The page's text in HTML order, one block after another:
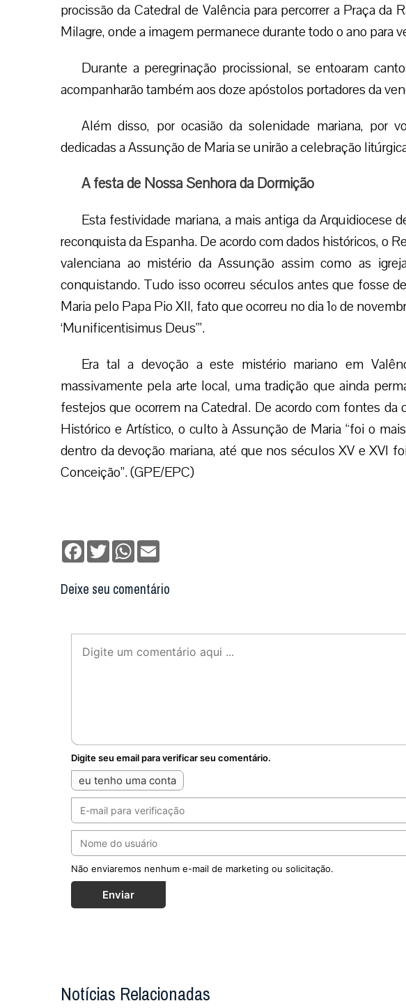
procissão da Catedral de Valência para percorrer a Praça da
Milagre, onde a imagem permanece durante todo o ano para
Durante a peregrinação procissional, se entoaram
acompanharão também aos doze apóstolos portadores da
Além disso, por ocasião da solenidade mariana, por
dedicadas a Assunção de Maria se unirão a celebração
A festa de Nossa Senhora da Dormição
Esta festividade mariana, a mais antiga da Arquidiocese
reconquista da Espanha. De acordo com dados históricos, o
valenciana ao mistério da Assunção assim como as
conquistando. Tudo isso ocorreu séculos antes que fosse
Maria pelo Papa Pio XII, fato que ocorreu no dia 1º de
‘Munificentisimus Deus'”.
Era tal a devoção a este mistério mariano em
massivamente pela arte local, uma tradição que ainda
festejos que ocorrem na Catedral. De acordo com fontes da
Histórico e Artístico, o culto à Assunção de Maria “foi o
dentro da devoção mariana, até que nos séculos XV e XVI
Conceição”. (GPE/EPC)
Facebook
TwitterWhatsApp
Deixe seu comentário
Digite seu email para verificar seu comentário.
eu tenho uma conta
Não enviaremos nenhum e-mail de marketing ou solicitação.
Enviar
Notícias Relacionadas